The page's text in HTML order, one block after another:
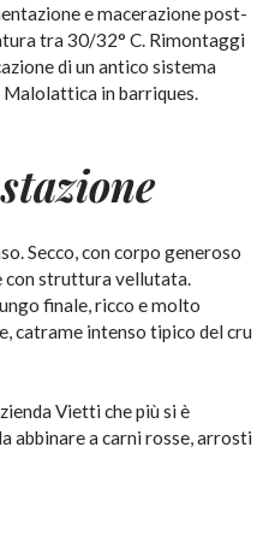
e macerazione post-
tra 30/32° C. Rimontaggi
di un antico sistema
Malolattica in barriques.
Secco, con corpo generoso
con struttura vellutata.
finale, ricco e molto
catrame intenso tipico del cru
Vietti che più si è
abbinare a carni rosse, arrosti